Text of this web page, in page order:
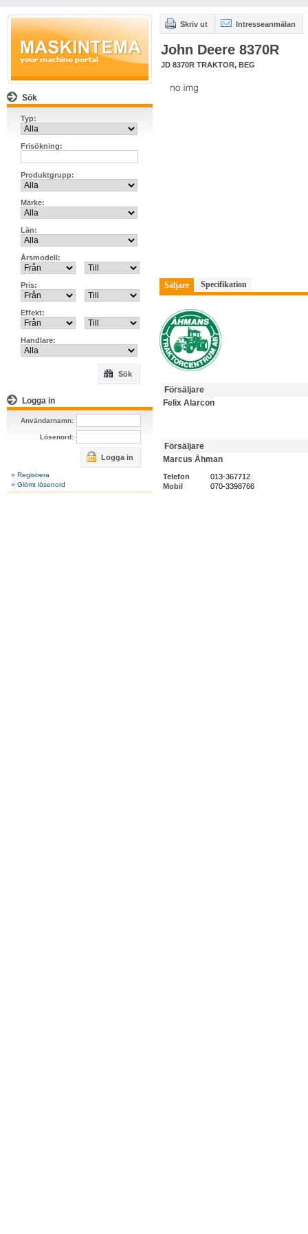
Sök
Typ:
Frisökning:
Produktgrupp:
Märke:
Län:
Årsmodell:
Pris:
Effekt:
Handlare:
Sök
Logga in
Användarnamn:
Lösenord:
Logga in
» Registrera
» Glömt lösenord
Skriv ut Intresseanmälan
John Deere 8370R
JD 8370R TRAKTOR, BEG
Säljare Specifikation
Försäljare
Felix Alarcon
Försäljare
Marcus Åhman
Telefon
013-367712
Mobil
070-3398766